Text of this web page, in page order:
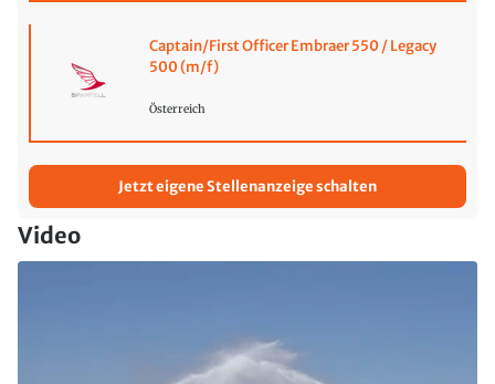
Captain/First Officer Embraer 550 / Legacy
500 (m/f)
Österreich
Jetzt eigene Stellenanzeige schalten
Video